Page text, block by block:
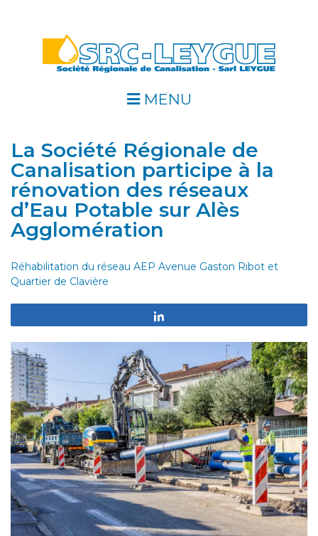
MENU
La Société Régionale de
Canalisation participe à la
rénovation des réseaux
d’Eau Potable sur Alès
Agglomération
Réhabilitation du réseau AEP Avenue Gaston Ribot et
Quartier de Clavière